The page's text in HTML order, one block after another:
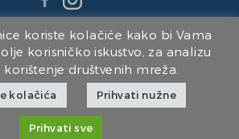
Marina Punat Grupe:
d.o.o. | Brodogradilište Punat d.o.o. |
| Marina Commerce d.o.o.
koriste kolačiće kako bi Vama
korisničko iskustvo, za analizu
društvenih mreža.
kolačića Prihvati nužne
Prihvati sve